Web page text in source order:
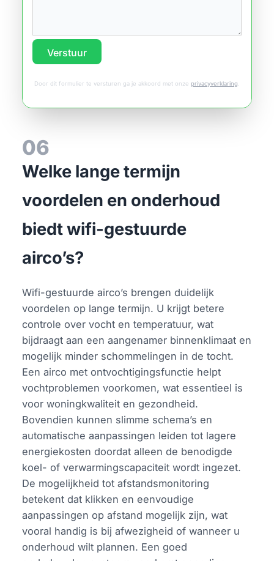
Verstuur
Door dit formulier te versturen ga je akkoord met onze privacyverklaring
06
Welke lange termijn
voordelen en onderhoud
biedt wifi-gestuurde
airco’s?
Wifi-gestuurde airco’s brengen duidelijk
voordelen op lange termijn. U krijgt betere
controle over vocht en temperatuur, wat
bijdraagt aan een aangenamer binnenklimaat en
mogelijk minder schommelingen in de tocht.
Een airco met ontvochtigingsfunctie helpt
vochtproblemen voorkomen, wat essentieel is
voor woningkwaliteit en gezondheid.
Bovendien kunnen slimme schema’s en
automatische aanpassingen leiden tot lagere
energiekosten doordat alleen de benodigde
koel- of verwarmingscapaciteit wordt ingezet.
De mogelijkheid tot afstandsmonitoring
betekent dat klikken en eenvoudige
aanpassingen op afstand mogelijk zijn, wat
vooral handig is bij afwezigheid of wanneer u
onderhoud wilt plannen. Een goed